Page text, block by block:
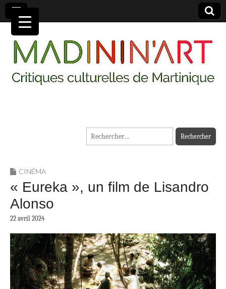
MADININ'ART
Rechercher :
CINÉMA
« Eureka », un film de Lisandro
Alonso
22 avril 2024